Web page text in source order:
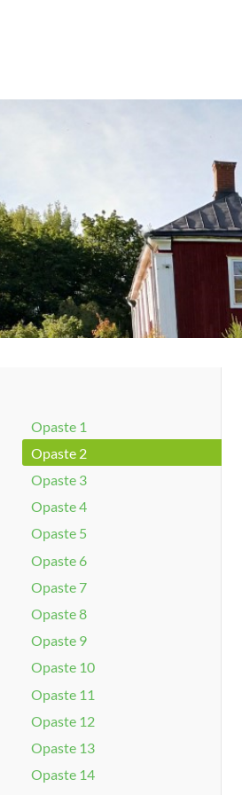
Opaste 1
Opaste 2
Opaste 3
Opaste 4
Opaste 5
Opaste 6
Opaste 7
Opaste 8
Opaste 9
Opaste 10
Opaste 11
Opaste 12
Opaste 13
Opaste 14